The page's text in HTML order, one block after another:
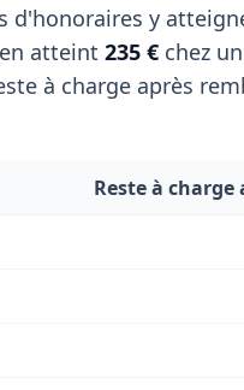
d'honoraires y
atteint 235 € chez
à charge après
Reste à charge